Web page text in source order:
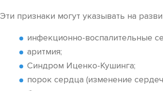
Эти признаки могут указывать на
инфекционно-воспалительные
аритмия;
Синдром Иценко-Кушинга;
порок сердца (изменение